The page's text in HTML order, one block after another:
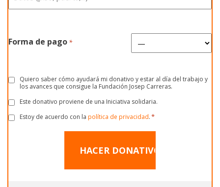
vía
(piso,
…)
Forma de pago *
Consentimiento
Quiero saber cómo ayudará mi donativo y estar al día del trabajo y
los avances que consigue la Fundación Josep Carreras.
Consentimiento
Este donativo proviene de una Iniciativa solidaria.
Consentimiento
Estoy de acuerdo con la política de privacidad.*